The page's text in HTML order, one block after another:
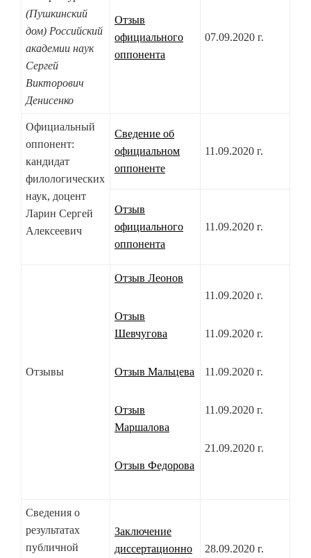
(Пушкинский
дом) Российский
академии наук
Сергей
Викторович
Денисенко
Отзыв
официального
оппонента
07.09.2020 г.
Официальный
оппонент:
кандидат
филологических
наук, доцент
Ларин Сергей
Алексеевич
Сведение об
официальном
оппоненте
11.09.2020 г.
Отзыв
официального
оппонента
11.09.2020 г.
Отзывы
Отзыв Леонов
Отзыв
Шевчугова
Отзыв Мальцева
Отзыв
Маршалова
Отзыв Федорова
11.09.2020 г.
11.09.2020 г.
11.09.2020 г.
11.09.2020 г.
21.09.2020 г.
Сведения о
результатах
публичной
Заключение
диссертационно
28.09.2020 г.